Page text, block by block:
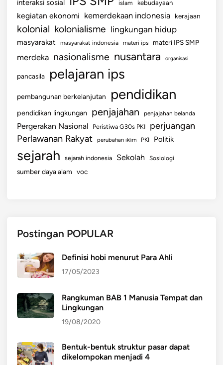
interaksi sosial islam kebudayaan
kegiatan ekonomi kemerdekaan indonesia kerajaan
kolonial kolonialisme lingkungan hidup
masyarakat masyarakat indonesia materi ips materi IPS SMP
merdeka nasionalisme nusantara organisasi
pancasila pelajaran ips
pembangunan berkelanjutan pendidikan
pendidikan lingkungan penjajahan penjajahan belanda
Pergerakan Nasional Peristiwa G30s PKI perjuangan
Perlawanan Rakyat perubahan iklim PKI Politik
sejarah sejarah indonesia Sekolah Sosiologi
sumber daya alam voc
Postingan POPULAR
Definisi hobi menurut Para Ahli
17/05/2023
Rangkuman BAB 1 Manusia Tempat dan
Lingkungan
19/08/2020
Bentuk-bentuk struktur pasar dapat
dikelompokan menjadi 4